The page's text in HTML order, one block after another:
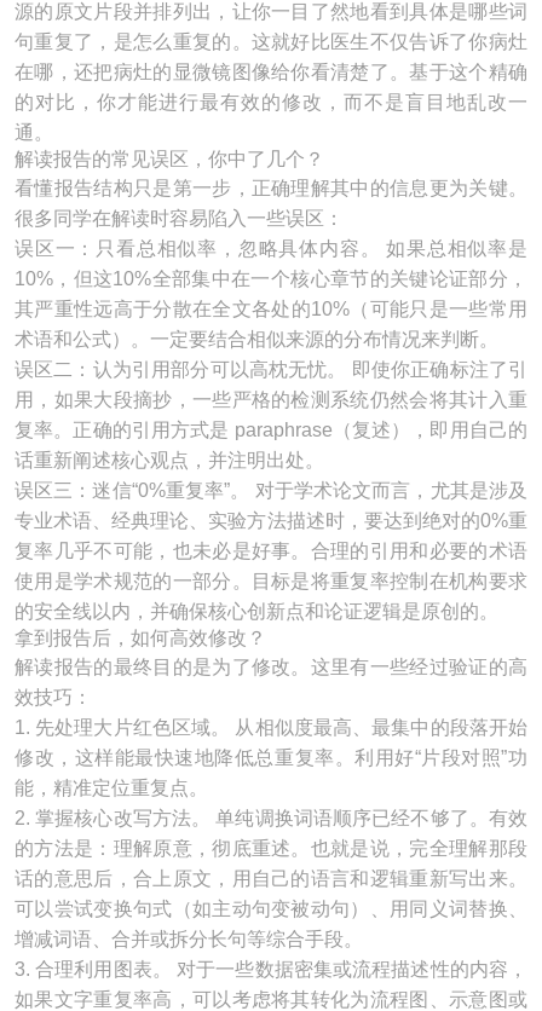
源的原文片段并排列出，让你一目了然地看到具体是哪些词
句重复了，是怎么重复的。这就好比医生不仅告诉了你病灶
在哪，还把病灶的显微镜图像给你看清楚了。基于这个精确
的对比，你才能进行最有效的修改，而不是盲目地乱改一
通。
解读报告的常见误区，你中了几个？
看懂报告结构只是第一步，正确理解其中的信息更为关键。
很多同学在解读时容易陷入一些误区：
误区一：只看总相似率，忽略具体内容。 如果总相似率是
10%，但这10%全部集中在一个核心章节的关键论证部分，
其严重性远高于分散在全文各处的10%（可能只是一些常用
术语和公式）。一定要结合相似来源的分布情况来判断。
误区二：认为引用部分可以高枕无忧。 即使你正确标注了引
用，如果大段摘抄，一些严格的检测系统仍然会将其计入重
复率。正确的引用方式是 paraphrase（复述），即用自己的
话重新阐述核心观点，并注明出处。
误区三：迷信“0%重复率”。 对于学术论文而言，尤其是涉及
专业术语、经典理论、实验方法描述时，要达到绝对的0%重
复率几乎不可能，也未必是好事。合理的引用和必要的术语
使用是学术规范的一部分。目标是将重复率控制在机构要求
的安全线以内，并确保核心创新点和论证逻辑是原创的。
拿到报告后，如何高效修改？
解读报告的最终目的是为了修改。这里有一些经过验证的高
效技巧：
1. 先处理大片红色区域。 从相似度最高、最集中的段落开始
修改，这样能最快速地降低总重复率。利用好“片段对照”功
能，精准定位重复点。
2. 掌握核心改写方法。 单纯调换词语顺序已经不够了。有效
的方法是：理解原意，彻底重述。也就是说，完全理解那段
话的意思后，合上原文，用自己的语言和逻辑重新写出来。
可以尝试变换句式（如主动句变被动句）、用同义词替换、
增减词语、合并或拆分长句等综合手段。
3. 合理利用图表。 对于一些数据密集或流程描述性的内容，
如果文字重复率高，可以考虑将其转化为流程图、示意图或